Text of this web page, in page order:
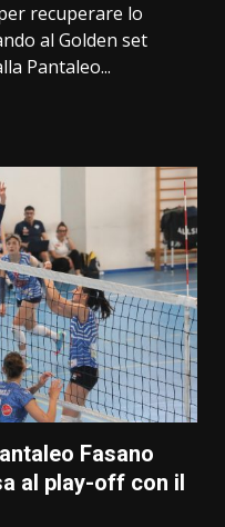
recuperare lo
al Golden set
Pantaleo...
Fasano
al play-off con il